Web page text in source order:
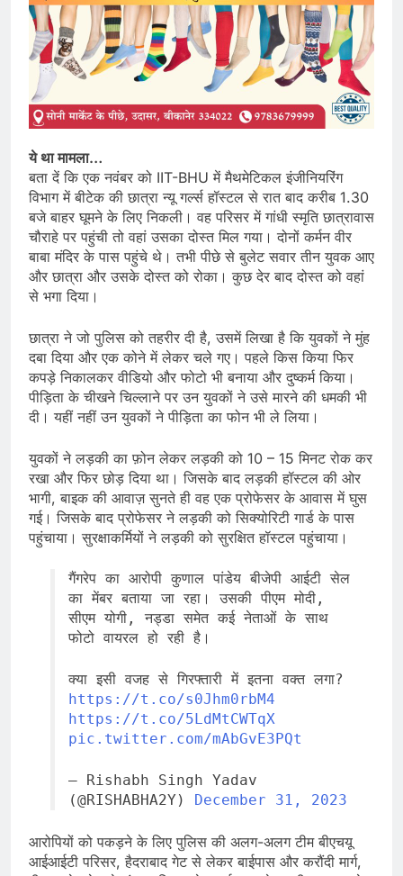
ये था मामला…
बता दें कि एक नवंबर को IIT-BHU में मैथमेटिकल इंजीनियरिंग
विभाग में बीटेक की छात्रा न्यू गर्ल्स हॉस्टल से रात बाद करीब 1.30
बजे बाहर घूमने के लिए निकली। वह परिसर में गांधी स्मृति छात्रावास
चौराहे पर पहुंची तो वहां उसका दोस्त मिल गया। दोनों कर्मन वीर
बाबा मंदिर के पास पहुंचे थे। तभी पीछे से बुलेट सवार तीन युवक आए
और छात्रा और उसके दोस्त को रोका। कुछ देर बाद दोस्त को वहां
से भगा दिया।
छात्रा ने जो पुलिस को तहरीर दी है, उसमें लिखा है कि युवकों ने मुंह
दबा दिया और एक कोने में लेकर चले गए। पहले किस किया फिर
कपड़े निकालकर वीडियो और फोटो भी बनाया और दुष्कर्म किया।
पीड़िता के चीखने चिल्लाने पर उन युवकों ने उसे मारने की धमकी भी
दी। यहीं नहीं उन युवकों ने पीड़िता का फोन भी ले लिया।
युवकों ने लड़की का फ़ोन लेकर लड़की को 10 – 15 मिनट रोक कर
रखा और फिर छोड़ दिया था। जिसके बाद लड़की हॉस्टल की ओर
भागी, बाइक की आवाज़ सुनते ही वह एक प्रोफेसर के आवास में घुस
गई। जिसके बाद प्रोफेसर ने लड़की को सिक्योरिटी गार्ड के पास
पहुंचाया। सुरक्षाकर्मियों ने लड़की को सुरक्षित हॉस्टल पहुंचाया।
गैंगरेप का आरोपी कुणाल पांडेय बीजेपी आईटी सेल
का मेंबर बताया जा रहा। उसकी पीएम मोदी,
सीएम योगी, नड्डा समेत कई नेताओं के साथ
फोटो वायरल हो रही है।
क्या इसी वजह से गिरफ्तारी में इतना वक्त लगा?
https://t.co/s0Jhm0rbM4
https://t.co/5LdMtCWTqX
pic.twitter.com/mAbGvE3PQt
— Rishabh Singh Yadav
(@RISHABHA2Y)
December 31, 2023
आरोपियों को पकड़ने के लिए पुलिस की अलग-अलग टीम बीएचयू
आईआईटी परिसर, हैदराबाद गेट से लेकर बाईपास और करौंदी मार्ग,